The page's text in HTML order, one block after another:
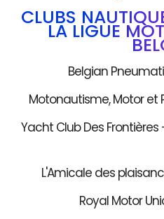
CLUBS
LA LIGUE
Belgian
Motonautisme, Motor et
Yacht Club Des
L'Amicale des
Royal Motor